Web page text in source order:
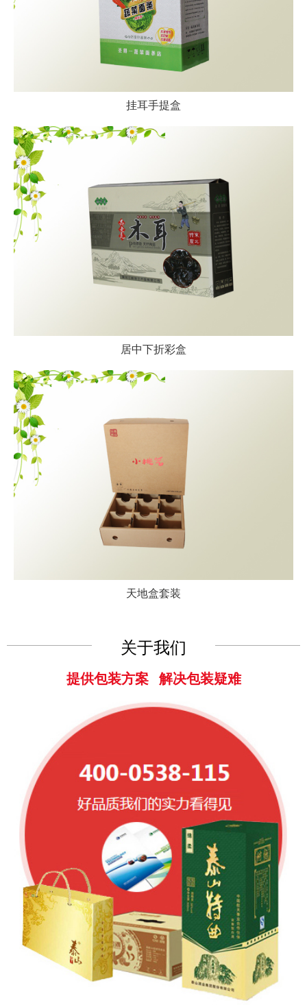
挂耳手提盒
居中下折彩盒
天地盒套装
关于我们
提供包装方案 解决包装疑难